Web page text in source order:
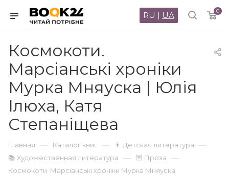
0
RU | UA
Космокоти.
Марсіанські хроніки
Мурка Мняуска | Юлія
Ілюха, Катя
Степаніщева
Главная — Каталог книг — 👨 Детская литература —
📚 Художественная литература — 🦉 Проза —
Космокоти. Марсіанські хроніки Мурка Мняуска